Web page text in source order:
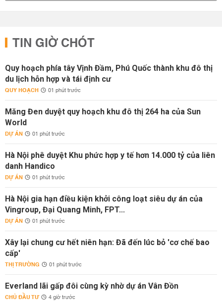
TIN GIỜ CHÓT
Quy hoạch phía tây Vịnh Đầm, Phú Quốc thành khu đô thị
du lịch hỗn hợp và tái định cư
QUY HOẠCH 01 phút trước
Măng Đen duyệt quy hoạch khu đô thị 264 ha của Sun
World
DỰ ÁN 01 phút trước
Hà Nội phê duyệt Khu phức hợp y tế hơn 14.000 tỷ của liên
danh Handico
DỰ ÁN 01 phút trước
Hà Nội gia hạn điều kiện khởi công loạt siêu dự án của
Vingroup, Đại Quang Minh, FPT...
DỰ ÁN 01 phút trước
Xây lại chung cư hết niên hạn: Đã đến lúc bỏ 'cơ chế bao
cấp'
THỊ TRƯỜNG 01 phút trước
Everland lãi gấp đôi cùng kỳ nhờ dự án Vân Đồn
CHỦ ĐẦU TƯ 4 giờ trước